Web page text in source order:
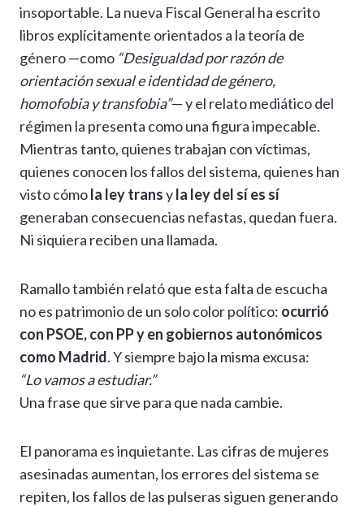
insoportable. La nueva Fiscal General ha escrito
libros explícitamente orientados a la teoría de
género —como “Desigualdad por razón de
orientación sexual e identidad de género,
homofobia y transfobia”— y el relato mediático del
régimen la presenta como una figura impecable.
Mientras tanto, quienes trabajan con víctimas,
quienes conocen los fallos del sistema, quienes han
visto cómola ley transyla ley del sí es sí
generaban consecuencias nefastas, quedan fuera.
Ni siquiera reciben una llamada.
Ramallo también relató que esta falta de escucha
no es patrimonio de un solo color político: ocurrió
con PSOE, con PP y en gobiernos autonómicos
como Madrid. Y siempre bajo la misma excusa:
“Lo vamos a estudiar.”
Una frase que sirve para que nada cambie.
El panorama es inquietante. Las cifras de mujeres
asesinadas aumentan, los errores del sistema se
repiten, los fallos de las pulseras siguen generando